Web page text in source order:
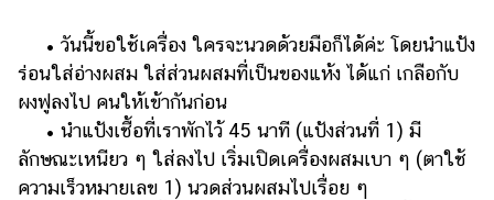
• วันนี้ขอใช้เครื่อง ใครจะนวดด้วยมือก็ได้ค่ะ โดยนำแป้ง
ร่อนใส่อ่างผสม ใส่ส่วนผสมที่เป็นของแห้ง ได้แก่ เกลือกับ
ผงฟูลงไป คนให้เข้ากันก่อน
• นำแป้งเชื้อที่เราพักไว้ 45 นาที (แป้งส่วนที่ 1) มี
ลักษณะเหนียว ๆ ใส่ลงไป เริ่มเปิดเครื่องผสมเบา ๆ (ตาใช้
ความเร็วหมายเลข 1) นวดส่วนผสมไปเรื่อย ๆ